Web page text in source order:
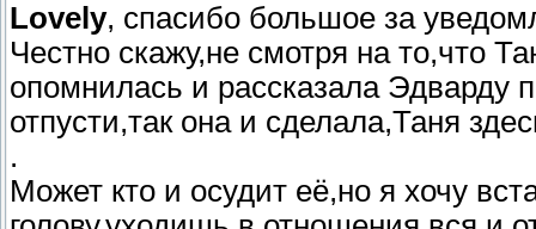
Lovely, спасибо большое за
Честно скажу,не смотря на то,что
опомнилась и рассказала Эдварду
отпусти,так она и сделала,Таня
.
Может кто и осудит её,но я хочу